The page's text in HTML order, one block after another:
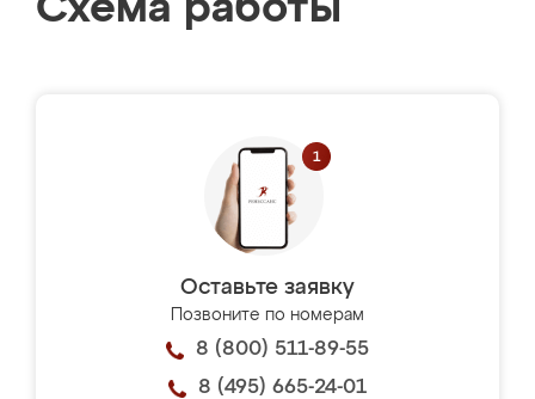
Схема работы
Оставьте заявку
Позвоните по номерам
8 (800) 511-89-55
8 (495) 665-24-01